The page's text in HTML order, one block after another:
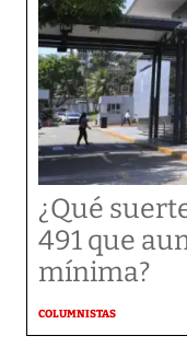
¿Qué
491 que
mínima?
COLUMNISTAS